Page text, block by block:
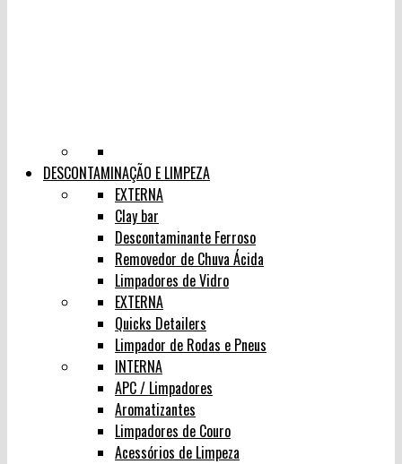
DESCONTAMINAÇÃO E LIMPEZA
EXTERNA
Clay bar
Descontaminante Ferroso
Removedor de Chuva Ácida
Limpadores de Vidro
EXTERNA
Quicks Detailers
Limpador de Rodas e Pneus
INTERNA
APC / Limpadores
Aromatizantes
Limpadores de Couro
Acessórios de Limpeza